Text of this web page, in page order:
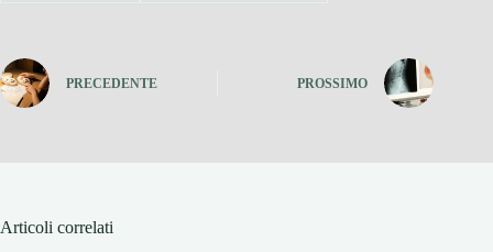
PRECEDENTE PROSSIMO
Articoli correlati